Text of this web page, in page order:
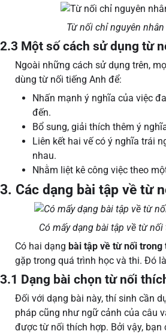
Từ nối chỉ nguyên
2.3 Một số cách sử dụng từ
Ngoài những cách sử dụng trên,
dùng từ nối tiếng Anh để:
Nhấn mạnh ý nghĩa của việc
đến.
Bổ sung, giải thích thêm ý
Liên kết hai vế có ý nghĩa trái
nhau.
Nhằm liệt kê công việc theo
3. Các dạng bài tập về từ
Có mấy dạng bài tập về từ
Có hai dạng bài tập về từ nối trong
gặp trong quá trình học và thi. Đó
3.1 Dạng bài chọn từ nối
Đối với dạng bài này, thí sinh cần
pháp cũng như ngữ cảnh của câu
được từ nối thích hợp. Bởi vậy, bạn